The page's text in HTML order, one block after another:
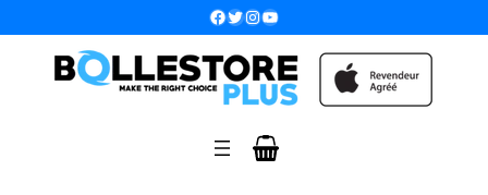
Facebook Twitter InstagramYouTube